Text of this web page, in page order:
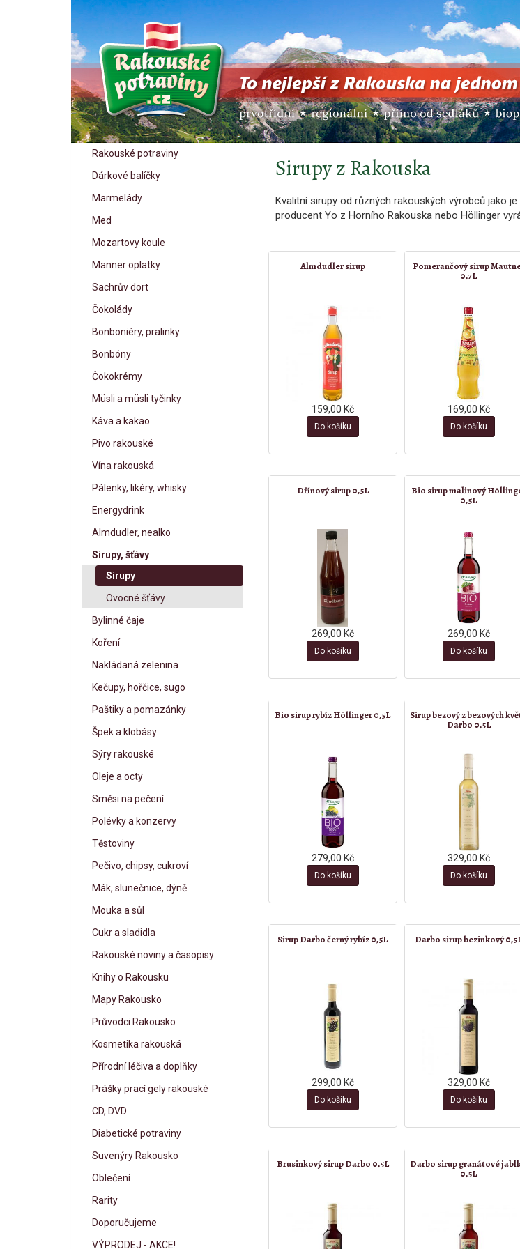
Rakouské potraviny
Dárkové balíčky
Marmelády
Med
Mozartovy koule
Manner oplatky
Sachrův dort
Čokolády
Bonboniéry, pralinky
Bonbóny
Čokokrémy
Müsli a müsli tyčinky
Káva a kakao
Pivo rakouské
Vína rakouská
Pálenky, likéry, whisky
Energydrink
Almdudler, nealko
Sirupy, šťávy
Sirupy
Ovocné šťávy
Bylinné čaje
Koření
Nakládaná zelenina
Kečupy, hořčice, sugo
Paštiky a pomazánky
Špek a klobásy
Sýry rakouské
Oleje a octy
Směsi na pečení
Polévky a konzervy
Těstoviny
Pečivo, chipsy, cukroví
Mák, slunečnice, dýně
Mouka a sůl
Cukr a sladidla
Rakouské noviny a časopisy
Knihy o Rakousku
Mapy Rakousko
Průvodci Rakousko
Kosmetika rakouská
Přírodní léčiva a doplňky
Prášky prací gely rakouské
CD, DVD
Diabetické potraviny
Suvenýry Rakousko
Oblečení
Rarity
Doporučujeme
VÝPRODEJ - AKCE!
Sirupy z Rakouska
Kvalitní sirupy od různých rakouských výrobců jako
producent Yo z Horního Rakouska nebo Höllinger
Almdudler sirup
159,00 Kč
Do košíku
Pomerančový sirup
0,7L
169,00 Kč
Do košíku
Dřínový sirup 0,5L
269,00 Kč
Do košíku
Bio sirup malinový
0,5L
269,00 Kč
Do košíku
Bio sirup rybíz Höllinger 0,5L
279,00 Kč
Do košíku
Sirup bezový z bezových
Darbo 0,5L
329,00 Kč
Do košíku
Sirup Darbo černý rybíz 0,5L
299,00 Kč
Do košíku
Darbo sirup bezinkový
329,00 Kč
Do košíku
Brusinkový sirup Darbo 0,5L
Darbo sirup granátové
0,5L